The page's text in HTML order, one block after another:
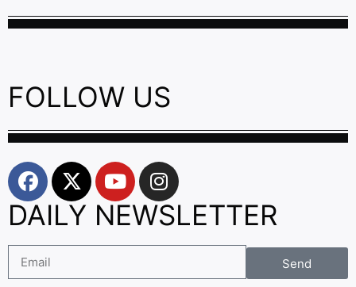
FOLLOW US
DAILY NEWSLETTER
Send